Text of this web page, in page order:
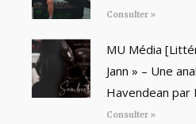
Consulter »
MU Média
Jann » – Une
Havendean par
Consulter »